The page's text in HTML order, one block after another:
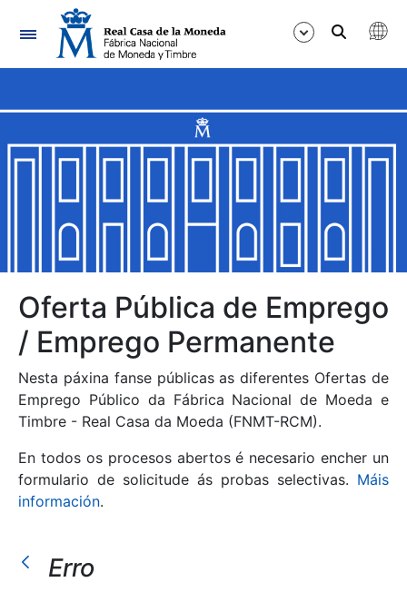
Navegación
Mostrar/Ocultar
Mostrar/Ocultar
Mostrar/Ocultar
Mostrar/Ocultar
Mostrar/Ocultar
Oferta Pública de Emprego
/ Emprego Permanente
Nesta páxina fanse públicas as diferentes Ofertas de
Emprego Público da Fábrica Nacional de Moeda e
Timbre - Real Casa da Moeda (FNMT-RCM).
En todos os procesos abertos é necesario encher un
formulario de solicitude ás probas selectivas. Máis
información.
Erro